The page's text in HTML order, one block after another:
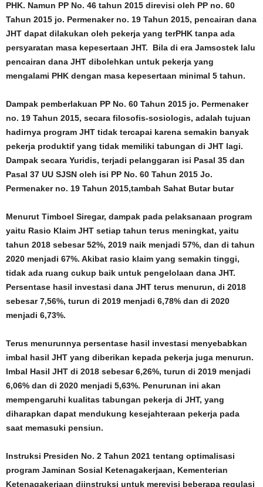
PHK. Namun PP No. 46 tahun 2015 direvisi oleh PP no. 60
Tahun 2015 jo. Permenaker no. 19 Tahun 2015, pencairan dana
JHT dapat dilakukan oleh pekerja yang terPHK tanpa ada
persyaratan masa kepesertaan JHT. Bila di era Jamsostek lalu
pencairan dana JHT dibolehkan untuk pekerja yang
mengalami PHK dengan masa kepesertaan minimal 5 tahun.
Dampak pemberlakuan PP No. 60 Tahun 2015 jo. Permenaker
no. 19 Tahun 2015, secara filosofis-sosiologis, adalah tujuan
hadirnya program JHT tidak tercapai karena semakin banyak
pekerja produktif yang tidak memiliki tabungan di JHT lagi.
Dampak secara Yuridis, terjadi pelanggaran isi Pasal 35 dan
Pasal 37 UU SJSN oleh isi PP No. 60 Tahun 2015 Jo.
Permenaker no. 19 Tahun 2015,tambah Sahat Butar butar
Menurut Timboel Siregar, dampak pada pelaksanaan program
yaitu Rasio Klaim JHT setiap tahun terus meningkat, yaitu
tahun 2018 sebesar 52%, 2019 naik menjadi 57%, dan di tahun
2020 menjadi 67%. Akibat rasio klaim yang semakin tinggi,
tidak ada ruang cukup baik untuk pengelolaan dana JHT.
Persentase hasil investasi dana JHT terus menurun, di 2018
sebesar 7,56%, turun di 2019 menjadi 6,78% dan di 2020
menjadi 6,73%.
Terus menurunnya persentase hasil investasi menyebabkan
imbal hasil JHT yang diberikan kepada pekerja juga menurun.
Imbal Hasil JHT di 2018 sebesar 6,26%, turun di 2019 menjadi
6,06% dan di 2020 menjadi 5,63%. Penurunan ini akan
mempengaruhi kualitas tabungan pekerja di JHT, yang
diharapkan dapat mendukung kesejahteraan pekerja pada
saat memasuki pensiun.
Instruksi Presiden No. 2 Tahun 2021 tentang optimalisasi
program Jaminan Sosial Ketenagakerjaan, Kementerian
Ketenagakerjaan diinstruksi untuk merevisi beberapa regulasi